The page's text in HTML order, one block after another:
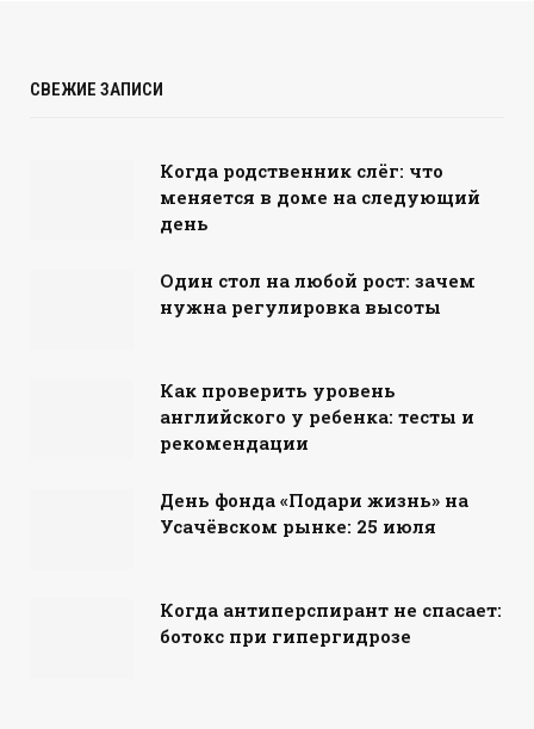
СВЕЖИЕ ЗАПИСИ
Когда родственник слёг: что
меняется в доме на следующий
день
Один стол на любой рост: зачем
нужна регулировка высоты
Как проверить уровень
английского у ребенка: тесты и
рекомендации
День фонда «Подари жизнь» на
Усачёвском рынке: 25 июля
Когда антиперспирант не спасает:
ботокс при гипергидрозе